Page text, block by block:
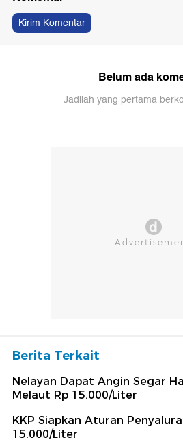
Kirim Komentar
Belum ada
Jadilah yang pertama
Berita Terkait
Nelayan Dapat Angin Segar
Melaut Rp 15.000/Liter
KKP Siapkan Aturan
15.000/Liter